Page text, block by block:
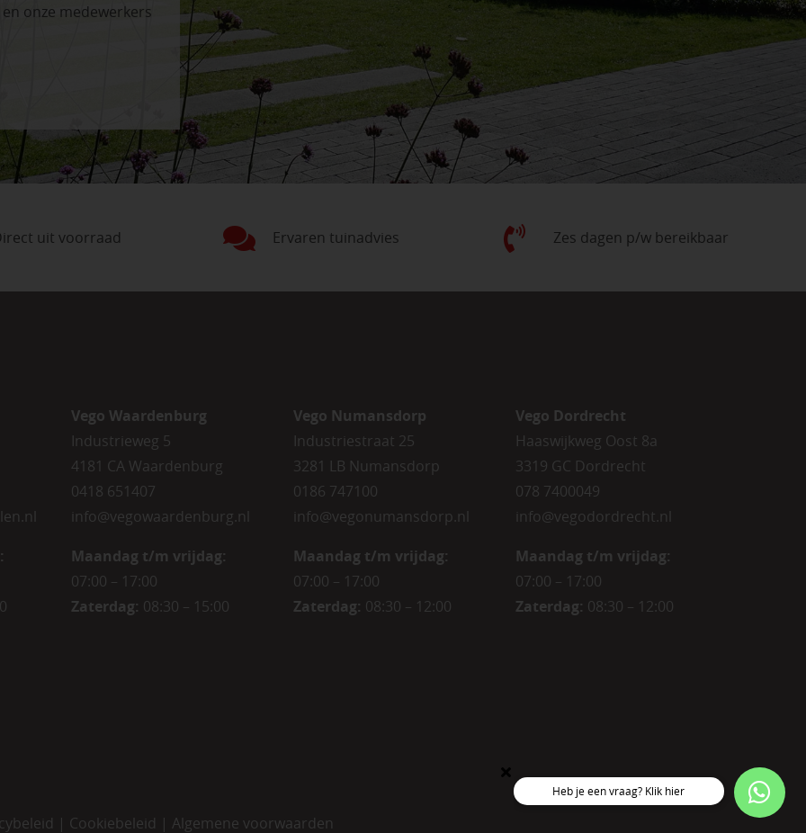
onze medewerkers
uit voorraad Ervaren tuinadvies Zes dagen p/w bereikbaar
Vego Waardenburg
Industrieweg 5
4181 CA Waardenburg
0418 651407
info@vegowaardenburg.nl
Maandag t/m vrijdag:
07:00 – 17:00
Zaterdag: 08:30 – 15:00
Vego Numansdorp
Industriestraat 25
3281 LB Numansdorp
0186 747100
info@vegonumansdorp.nl
Maandag t/m vrijdag:
07:00 – 17:00
Zaterdag: 08:30 – 12:00
Vego Dordrecht
Haaswijkweg Oost 8a
3319 GC Dordrecht
078 7400049
info@vegodordrecht.nl
Maandag t/m vrijdag:
07:00 – 17:00
Zaterdag: 08:30 – 12:00
| Cookiebeleid | Algemene voorwaarden
Heb je een vraag? Klik hier